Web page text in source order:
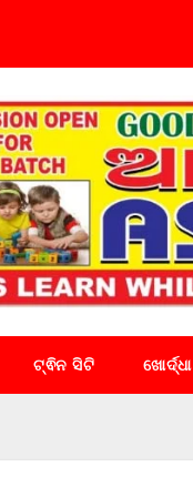
ଟ୍ଵିନ ସିଟି ଖୋର୍ଦ୍ଧା